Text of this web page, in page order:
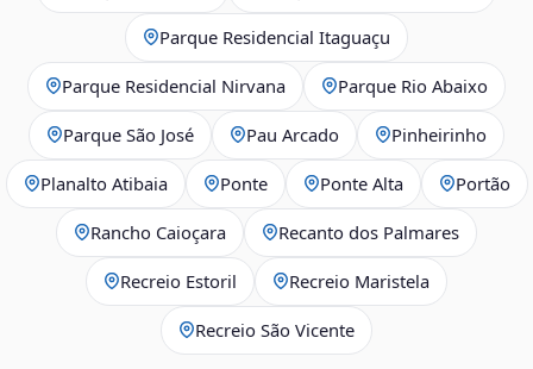
Parque Residencial Itaguaçu
Parque Residencial Nirvana Parque Rio Abaixo
Parque São José Pau Arcado Pinheirinho
Planalto Atibaia Ponte Ponte Alta Portão
Rancho Caioçara Recanto dos Palmares
Recreio Estoril Recreio Maristela
Recreio São Vicente